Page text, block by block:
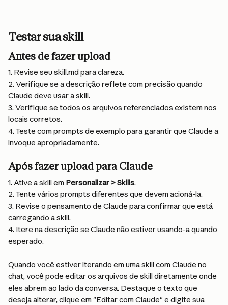
Testar sua skill
Antes de fazer upload
1. Revise seu skill.md para clareza.
2. Verifique se a descrição reflete com precisão quando
Claude deve usar a skill.
3. Verifique se todos os arquivos referenciados existem nos
locais corretos.
4. Teste com prompts de exemplo para garantir que Claude a
invoque apropriadamente.
Após fazer upload para Claude
1. Ative a skill em Personalizar > Skills.
2. Tente vários prompts diferentes que devem acioná-la.
3. Revise o pensamento de Claude para confirmar que está
carregando a skill.
4. Itere na descrição se Claude não estiver usando-a quando
esperado.
Quando você estiver iterando em uma skill com Claude no
chat, você pode editar os arquivos de skill diretamente onde
eles abrem ao lado da conversa. Destaque o texto que
deseja alterar, clique em "Editar com Claude" e digite sua